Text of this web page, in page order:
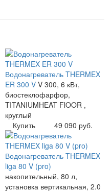
Водонагреватель THERMEX
ER 300 V V 300, 6 кВт,
биостеклофарфор,
TITANIUMHEAT FlOOR ,
круглый
Купить
49 090 руб.
Водонагреватель THERMEX
liga 80 V (pro)
накопительный, 80 л,
установка вертикальная, 2.0